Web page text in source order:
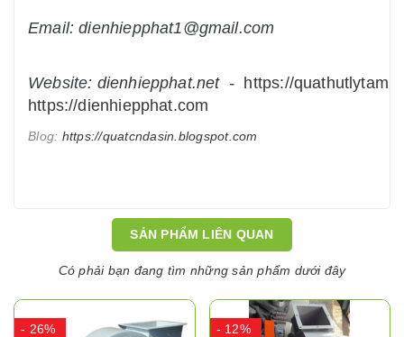
Email: dienhiepphat1@gmail.com
Website: dienhiepphat.net - https://
https://dienhiepphat.com
Blog: https://quatcndasin.blogspot.com
SẢN PHẨM LIÊN QUAN
Có phải bạn đang tìm những sản phẩm dưới đây
- 26% - 12%